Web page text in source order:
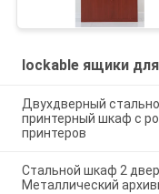
lockable ящики
Двухдверный
принтерный шкаф с
принтеров
Стальной шкаф 2
Металлический